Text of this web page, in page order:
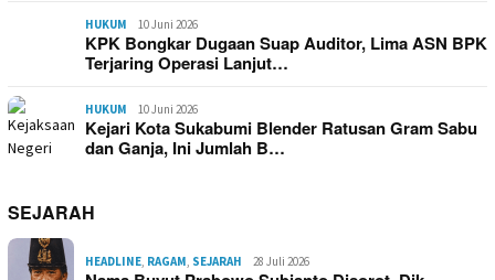
HUKUM 10 Juni 2026
KPK Bongkar Dugaan Suap Auditor, Lima ASN BPK
Terjaring Operasi Lanjut…
HUKUM 10 Juni 2026
Kejari Kota Sukabumi Blender Ratusan Gram Sabu
dan Ganja, Ini Jumlah B…
SEJARAH
HEADLINE, RAGAM, SEJARAH 28 Juli 2026